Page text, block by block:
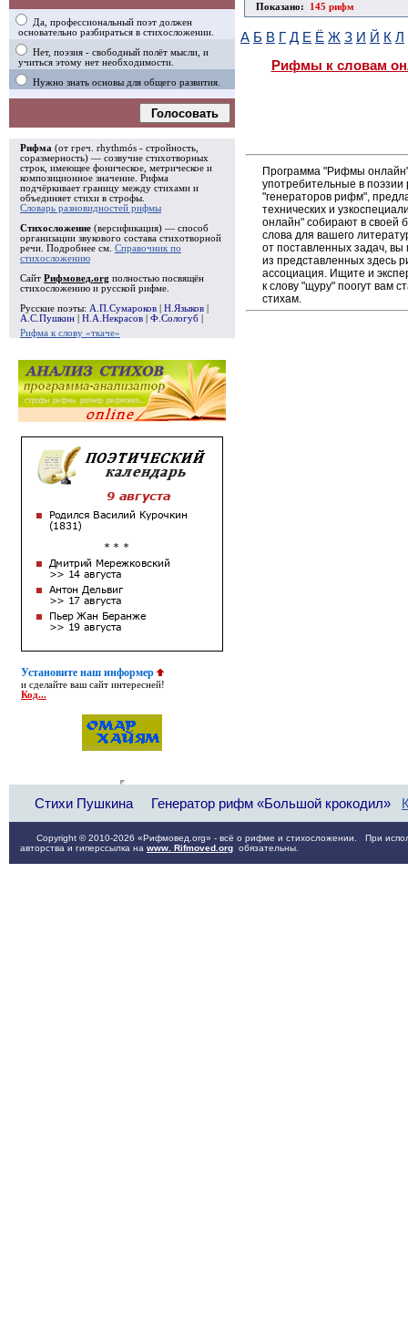
Да, профессиональный поэт должен
основательно разбираться в стихосложении.
Нет, поэзия - свободный полёт мысли, и
учиться этому нет необходимости.
Нужно знать основы для общего развития.
Голосовать
Рифма (от греч. rhythmós - стройность,
соразмерность) — созвучие стихотворных
строк, имеющее фоническое, метрическое и
композиционное значение. Рифма
подчёркивает границу между стихами и
объединяет стихи в строфы
Словарь разновидностей рифмы
Стихосложение (версификация) — способ
организации звукового состава стихотворной
речи. Подробнее см. Справочник по
стихосложению
Сайт Рифмовед.org полностью посвящён
стихосложению и русской рифме.
Русские поэты: А.П.Сумароков Н.Языков
А.С.Пушкин
Н.А.Некрасов Ф.Сологуб
Рифма к слову «ткаче»
Установите наш информер
и сделайте ваш сайт интересней!
Код...
Показано: 145 рифм
А Б В Г Д Е Ё Ж З И Й К Л
Рифмы к словам
Программа "Рифмы
употребительные в
"генераторов рифм",
технических и
онлайн" собирают в своей
слова для вашего
от поставленных задач,
из представленных здесь
ассоциация. Ищите и
к слову "щуру" поогут вам
стихам.
Стихи Пушкина Генератор рифм «Большой крокодил»
Copyright © 2010-2026 «Рифмовед.org» - всё о рифме и стихосложении. При
авторства и гиперссылка на www. Rifmoved.org обязательны.